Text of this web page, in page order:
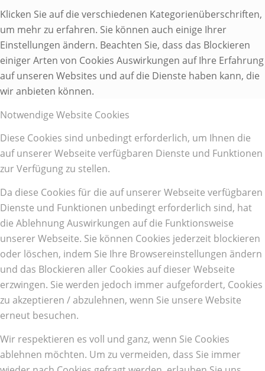
Klicken Sie auf die verschiedenen Kategorienüberschriften,
um mehr zu erfahren. Sie können auch einige Ihrer
Einstellungen ändern. Beachten Sie, dass das Blockieren
einiger Arten von Cookies Auswirkungen auf Ihre Erfahrung
auf unseren Websites und auf die Dienste haben kann, die
wir anbieten können.
Notwendige Website Cookies
Diese Cookies sind unbedingt erforderlich, um Ihnen die
auf unserer Webseite verfügbaren Dienste und Funktionen
zur Verfügung zu stellen.
Da diese Cookies für die auf unserer Webseite verfügbaren
Dienste und Funktionen unbedingt erforderlich sind, hat
die Ablehnung Auswirkungen auf die Funktionsweise
unserer Webseite. Sie können Cookies jederzeit blockieren
oder löschen, indem Sie Ihre Browsereinstellungen ändern
und das Blockieren aller Cookies auf dieser Webseite
erzwingen. Sie werden jedoch immer aufgefordert, Cookies
zu akzeptieren / abzulehnen, wenn Sie unsere Website
erneut besuchen.
Wir respektieren es voll und ganz, wenn Sie Cookies
ablehnen möchten. Um zu vermeiden, dass Sie immer